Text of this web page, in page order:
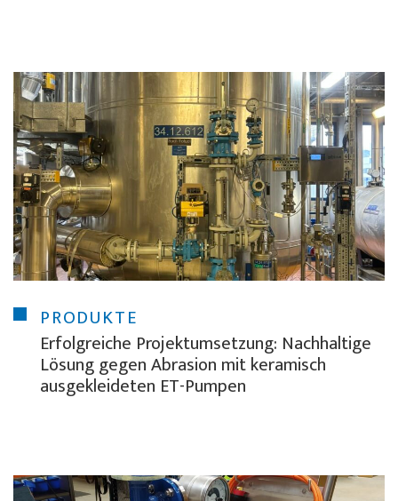
PRODUKTE
Erfolgreiche Projektumsetzung: Nachhaltige
Lösung gegen Abrasion mit keramisch
ausgekleideten ET-Pumpen